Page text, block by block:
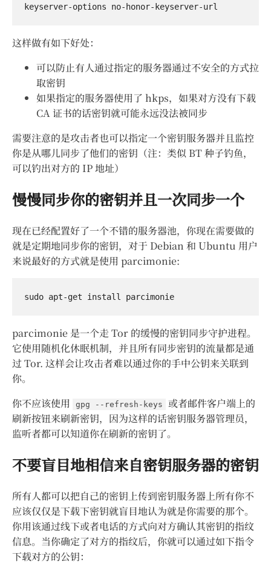
这样做有如下好处：
可以防止有人通过指定的服务器通过不安全的方式拉
取密钥
如果指定的服务器使用了 hkps，如果对方没有下载
CA 证书的话密钥就可能永远没法被同步
需要注意的是攻击者也可以指定一个密钥服务器并且监控
你是从哪儿同步了他们的密钥（注：类似 BT 种子钓鱼，
可以钓出对方的 IP 地址）
慢慢同步你的密钥并且一次同步一个
现在已经配置好了一个不错的服务器池，你现在需要做的
就是定期地同步你的密钥，对于 Debian 和 Ubuntu 用户
来说最好的方式就是使用 parcimonie:
parcimonie 是一个走 Tor 的缓慢的密钥同步守护进程。
它使用随机化休眠机制，并且所有同步密钥的流量都是通
过 Tor. 这样会让攻击者难以通过你的手中公钥来关联到
你。
你不应该使用
gpg --refresh-keys
或者邮件客户端上的
刷新按钮来刷新密钥，因为这样的话密钥服务器管理员，
监听者都可以知道你在刷新的密钥了。
不要盲目地相信来自密钥服务器的密钥
所有人都可以把自己的密钥上传到密钥服务器上所有你不
应该仅仅是下载下密钥就盲目地认为就是你需要的那个。
你用该通过线下或者电话的方式向对方确认其密钥的指纹
信息。当你确定了对方的指纹后，你就可以通过如下指令
下载对方的公钥：